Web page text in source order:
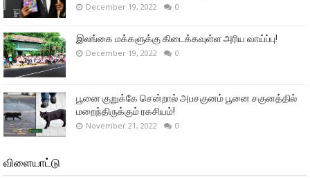
December 19, 2022 0
இலங்கை மக்களுக்கு கிடைக்கவுள்ள அரிய வாய்ப்பு!
December 19, 2022 0
பூனை குறுக்கே சென்றால் அபசகுனம் பூனை சகுனத்தில்
மறைந்திருக்கும் ரகசியம்!
November 21, 2022 0
விளையாட்டு